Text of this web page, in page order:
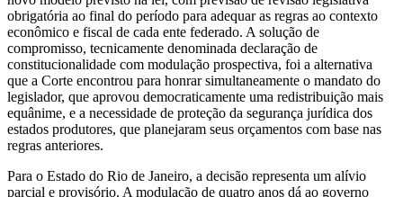
obrigatória ao final do período para adequar as regras ao contexto
econômico e fiscal de cada ente federado. A solução de
compromisso, tecnicamente denominada declaração de
constitucionalidade com modulação prospectiva, foi a alternativa
que a Corte encontrou para honrar simultaneamente o mandato do
legislador, que aprovou democraticamente uma redistribuição mais
equânime, e a necessidade de proteção da segurança jurídica dos
estados produtores, que planejaram seus orçamentos com base nas
regras anteriores.
Para o Estado do Rio de Janeiro, a decisão representa um alívio
parcial e provisório. A modulação de quatro anos dá ao governo